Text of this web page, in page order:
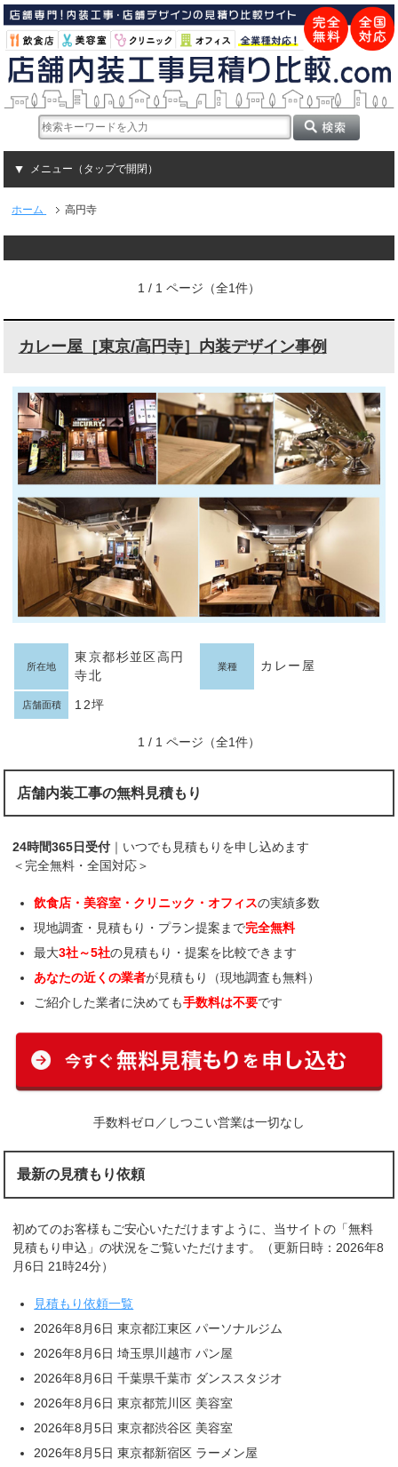
メニュー（タップで開閉）
ホーム 高円寺
1 / 1 ページ（全1件）
カレー屋［東京/高円寺］内装デザイン事例
所在地
東京都杉並区高円
寺北
業種 カレー屋
店舗面積 12坪
1 / 1 ページ（全1件）
店舗内装工事の無料見積もり
24時間365日受付 ｜いつでも見積もりを申し込めます
＜完全無料・全国対応＞
飲食店・美容室・クリニック・オフィスの実績多数
現地調査・見積もり・プラン提案まで完全無料
最大3社～5社の見積もり・提案を比較できます
あなたの近くの業者が見積もり（現地調査も無料）
ご紹介した業者に決めても手数料は不要です
手数料ゼロ／しつこい営業は一切なし
最新の見積もり依頼
初めてのお客様もご安心いただけますように、当サイトの「無料
見積もり申込」の状況をご覧いただけます。（更新日時：2026年8
月6日 21時24分）
見積もり依頼一覧
2026年8月6日 東京都江東区 パーソナルジム
2026年8月6日 埼玉県川越市 パン屋
2026年8月6日 千葉県千葉市 ダンススタジオ
2026年8月6日 東京都荒川区 美容室
2026年8月5日 東京都渋谷区 美容室
2026年8月5日 東京都新宿区 ラーメン屋